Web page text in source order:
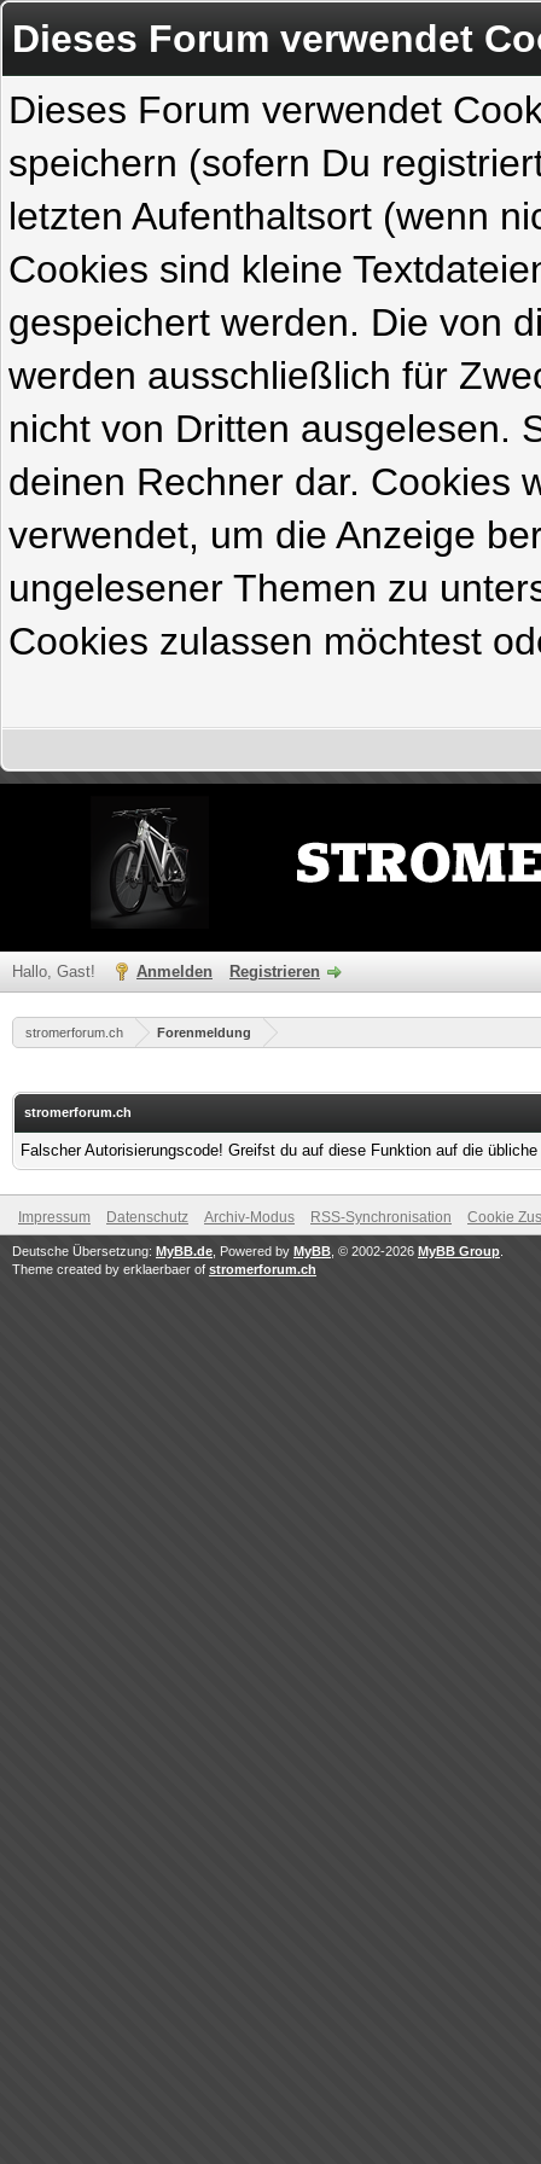
Dieses Forum verwendet
Dieses Forum verwendet
speichern (sofern Du
letzten Aufenthaltsort (wenn
Cookies sind kleine
gespeichert werden. Die von
werden ausschließlich für
nicht von Dritten ausgelesen.
deinen Rechner dar. Cookies
verwendet, um die Anzeige
ungelesener Themen zu
Cookies zulassen möchtest
Hallo, Gast! Anmelden Registrieren
stromerforum.ch Forenmeldung
stromerforum.ch
Falscher Autorisierungscode! Greifst du auf diese Funktion auf die
Impressum Datenschutz Archiv-Modus RSS-Synchronisation Cookie
Deutsche Übersetzung: MyBB.de , Powered by MyBB , © 2002-2026 MyBB Group
Theme created by erklaerbaer of stromerforum.ch